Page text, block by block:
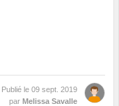
Publié le 09 sept. 2019
par Melissa Savalle